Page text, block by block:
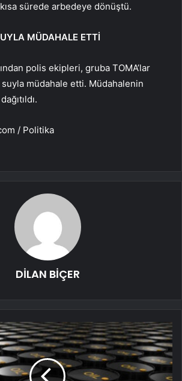
sürede arbedeye dönüştü.
MÜDAHALE ETTİ
polis ekipleri, gruba TOMA’lar
suyla müdahale etti. Müdahalenin
/ Politika
DİLAN BİÇER